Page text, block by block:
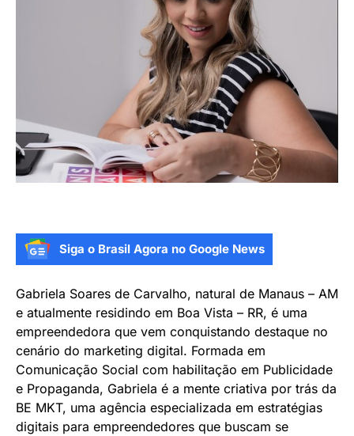
Siga o Brasil Agora no Google News
Gabriela Soares de Carvalho, natural de Manaus – AM
e atualmente residindo em Boa Vista – RR, é uma
empreendedora que vem conquistando destaque no
cenário do marketing digital. Formada em
Comunicação Social com habilitação em Publicidade
e Propaganda, Gabriela é a mente criativa por trás da
BE MKT, uma agência especializada em estratégias
digitais para empreendedores que buscam se